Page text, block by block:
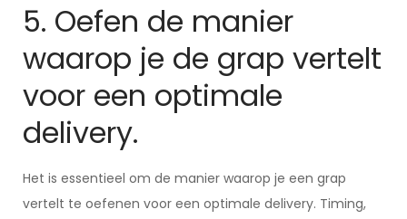
5. Oefen de manier
waarop je de grap vertelt
voor een optimale
delivery.
Het is essentieel om de manier waarop je een grap
vertelt te oefenen voor een optimale delivery. Timing,